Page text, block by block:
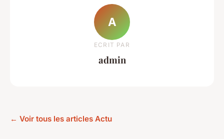
A
ECRIT PAR
admin
← Voir tous les articles Actu